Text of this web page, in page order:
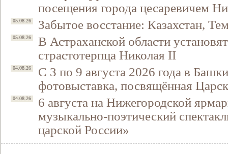
посещения города цесаревичем
05.08.26 Забытое восстание: Казахстан,
05.08.26
В Астраханской области
страстотерпца Николая II
04.08.26
С 3 по 9 августа 2026 года в
фотовыставка, посвящённая
04.08.26
6 августа на Нижегородской
музыкально-поэтический
царской России»